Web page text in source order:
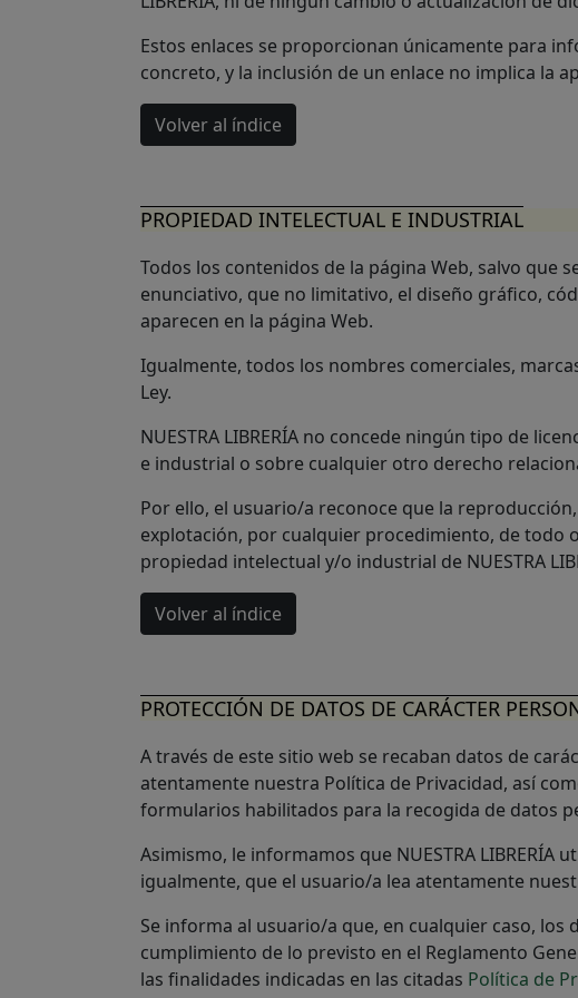
Estos enlaces se proporcionan únicamente para
concreto, y la inclusión de un enlace no implica la
Volver al índice
PROPIEDAD INTELECTUAL E INDUSTRIAL
Todos los contenidos de la página Web, salvo que
enunciativo, que no limitativo, el diseño gráfico,
aparecen en la página Web.
Igualmente, todos los nombres comerciales,
Ley.
NUESTRA LIBRERÍA no concede ningún tipo de
e industrial o sobre cualquier otro derecho
Por ello, el usuario/a reconoce que la
explotación, por cualquier procedimiento, de todo
propiedad intelectual y/o industrial de NUESTRA
Volver al índice
PROTECCIÓN DE DATOS DE CARÁCTER
A través de este sitio web se recaban datos de
atentamente nuestra Política de Privacidad, así
formularios habilitados para la recogida de datos
Asimismo, le informamos que NUESTRA
igualmente, que el usuario/a lea atentamente
Se informa al usuario/a que, en cualquier caso,
cumplimiento de lo previsto en el Reglamento
las finalidades indicadas en las citadas Política de